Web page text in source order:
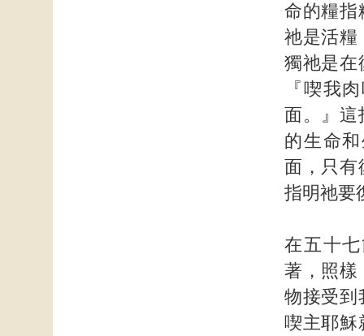
命的糧指
祂是活糧
獨祂是在
『喫我
面。』這
的生命
面，只有
指明祂要
在五十
著，照樣
物接受到
喫主耶穌